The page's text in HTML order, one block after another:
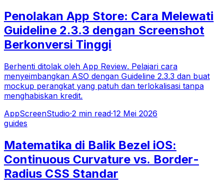
Penolakan App Store: Cara Melewati
Guideline 2.3.3 dengan Screenshot
Berkonversi Tinggi
Berhenti ditolak oleh App Review. Pelajari cara
menyeimbangkan ASO dengan Guideline 2.3.3 dan buat
mockup perangkat yang patuh dan terlokalisasi tanpa
menghabiskan kredit.
AppScreenStudio·2 min read·12 Mei 2026
guides
Matematika di Balik Bezel iOS:
Continuous Curvature vs. Border-
Radius CSS Standar